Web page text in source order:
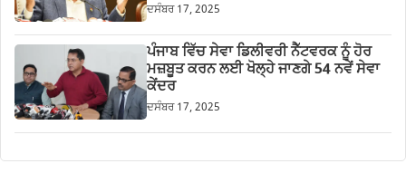
ਦਸੰਬਰ 17, 2025
ਪੰਜਾਬ ਵਿੱਚ ਸੇਵਾ ਡਿਲੀਵਰੀ ਨੈੱਟਵਰਕ ਨੂੰ ਹੋਰ
ਮਜ਼ਬੂਤ ਕਰਨ ਲਈ ਖੋਲ੍ਹੇ ਜਾਣਗੇ 54 ਨਵੇਂ ਸੇਵਾ
ਕੇਂਦਰ
ਦਸੰਬਰ 17, 2025